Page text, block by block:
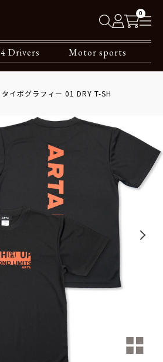
0
4 Drivers Motor sports
タイポグラフィー 01 DRY T-SH